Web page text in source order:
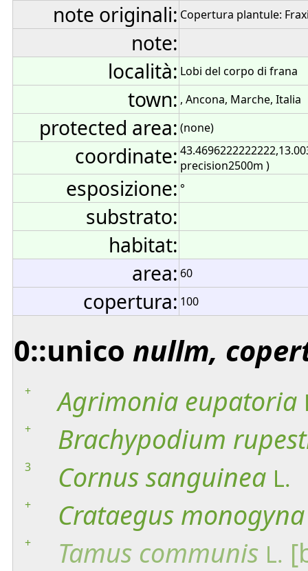
note originali: Copertura plantule:
note:
località: Lobi del corpo di frana
town: , Ancona, Marche, Italia
protected area: (none)
coordinate: precision2500m )
esposizione: °
substrato:
habitat:
area: 60
copertura: 100
0::unico nullm,
+ Agrimonia eupatoria
+ Brachypodium
3 Cornussanguinea L.
+ Crataegus monogyna
+ Tamus communis L.